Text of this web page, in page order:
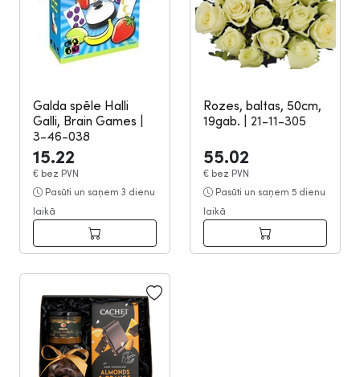
Galda spēle Halli
Galli, Brain Games
3-46-038
15.22
€ bez PVN
Pasūti un saņem 3 dienu
laikā
Rozes, baltas, 50cm,
19gab.
21-11-305
55.02
€ bez PVN
Pasūti un saņem 5 dienu
laikā